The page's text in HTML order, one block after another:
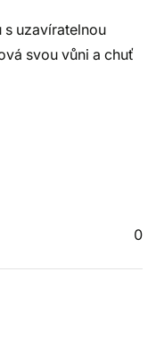
s uzavíratelnou
svou vůni a chuť
0